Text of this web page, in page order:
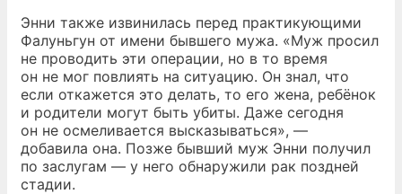
Энни также извинилась перед практикующими
Фалуньгун от имени бывшего мужа. «Муж просил
не проводить эти операции, но в то время
он не мог повлиять на ситуацию. Он знал, что
если откажется это делать, то его жена, ребёнок
и родители могут быть убиты. Даже сегодня
он не осмеливается высказываться», —
добавила она. Позже бывший муж Энни получил
по заслугам — у него обнаружили рак поздней
стадии.